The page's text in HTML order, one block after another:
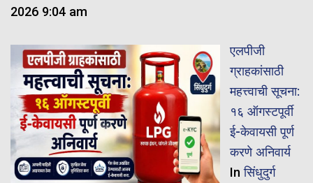
2026 9:04 am
एलपीजी
ग्राहकांसाठी
महत्त्वाची सूचना:
१६ ऑगस्टपूर्वी
ई-केवायसी पूर्ण
करणे अनिवार्य
Inसिंधुदुर्ग